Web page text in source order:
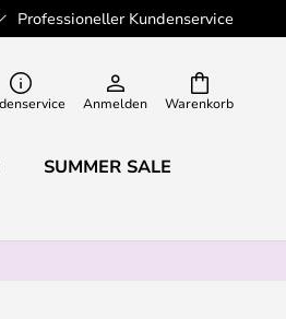
Professioneller Kundenservice
Warenkorb
Anmelden
SUMMER SALE